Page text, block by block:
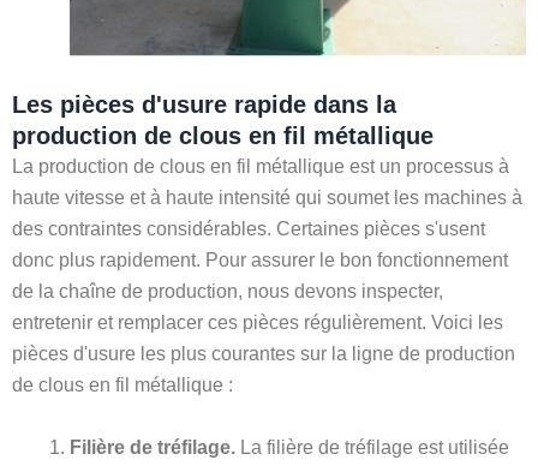
Les pièces d'usure rapide dans la
production de clous en fil métallique
La production de clous en fil métallique est un processus à
haute vitesse et à haute intensité qui soumet les machines à
des contraintes considérables. Certaines pièces s'usent
donc plus rapidement. Pour assurer le bon fonctionnement
de la chaîne de production, nous devons inspecter,
entretenir et remplacer ces pièces régulièrement. Voici les
pièces d'usure les plus courantes sur la ligne de production
de clous en fil métallique :
Filière de tréfilage. La filière de tréfilage est utilisée